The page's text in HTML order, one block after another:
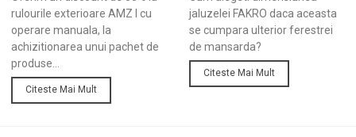
rulourile exterioare AMZ I cu
operare manuala, la
achizitionarea unui pachet de
produse...
Citeste Mai Mult
jaluzelei FAKRO daca aceasta
se cumpara ulterior ferestrei
de mansarda?
Citeste Mai Mult